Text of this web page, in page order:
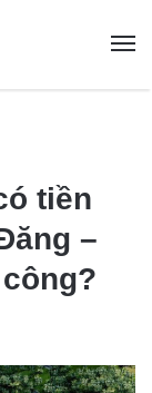
tiền
–